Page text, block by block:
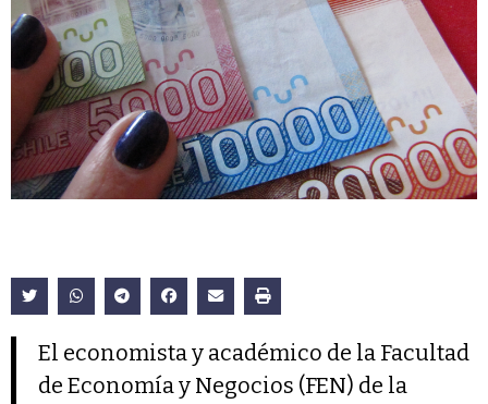
El economista y académico de la Facultad
de Economía y Negocios (FEN) de la